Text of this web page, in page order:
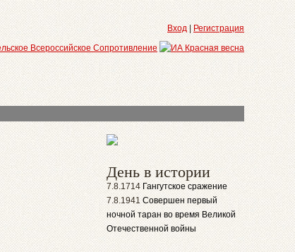
Вход Регистрация
День в истории
7.8.1714 Гангутское сражение
7.8.1941 Совершен первый
ночной таран во время Великой
Отечественной войны